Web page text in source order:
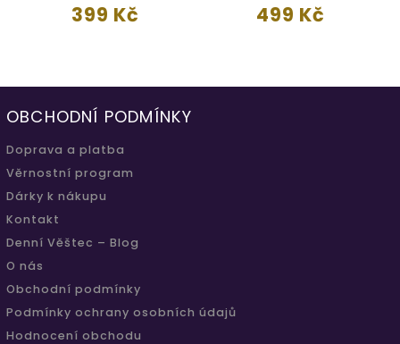
399 Kč 499 Kč
OBCHODNÍ PODMÍNKY
Doprava a platba
Věrnostní program
Dárky k nákupu
Kontakt
Denní Věštec – Blog
O nás
Obchodní podmínky
Podmínky ochrany osobních údajů
Hodnocení obchodu